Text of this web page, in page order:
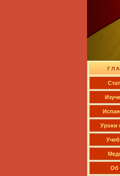
Уроки
Об